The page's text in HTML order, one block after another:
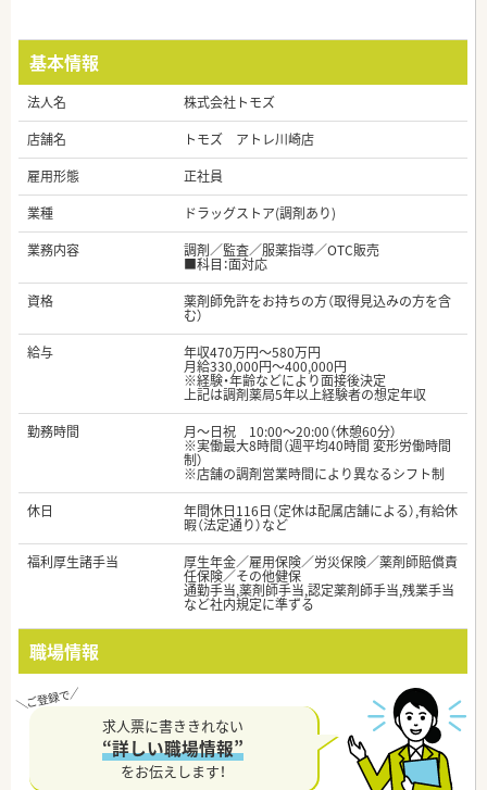
基本情報
法人名
株式会社トモズ
店舗名
トモズ アトレ川崎店
雇用形態
正社員
業種
ドラッグストア(調剤あり)
業務内容
調剤／監査／服薬指導／OTC販売
■科目：面対応
資格
薬剤師免許をお持ちの方（取得見込みの方を含
む）
給与
年収470万円～580万円
月給330,000円～400,000円
※経験・年齢などにより面接後決定
上記は調剤薬局5年以上経験者の想定年収
勤務時間
月～日祝 10:00～20:00（休憩60分）
※実働最大8時間（週平均40時間 変形労働時間
制）
※店舗の調剤営業時間により異なるシフト制
休日
年間休日116日（定休は配属店舗による）,有給休
暇（法定通り）など
福利厚生諸手当
厚生年金／雇用保険／労災保険／薬剤師賠償責
任保険／その他健保
通勤手当,薬剤師手当,認定薬剤師手当,残業手当
など社内規定に準ずる
職場情報
求人票に書ききれない
“詳しい職場情報”
をお伝えします！